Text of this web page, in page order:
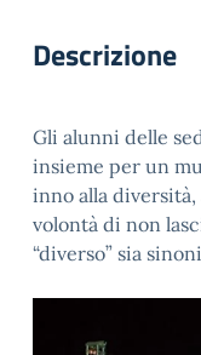
Descrizione
Gli alunni delle
insieme per un
inno alla
volontà di non
“diverso” sia